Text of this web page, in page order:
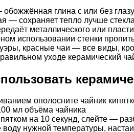
глина с или без
— сохраняет тепло лучше
металлического или
использовании стенки
красные чаи — все виды,
уходе керамический
ополосните чайник
мл объёма чайника
на 10 секунд, слейте —
воду нужной температуры,